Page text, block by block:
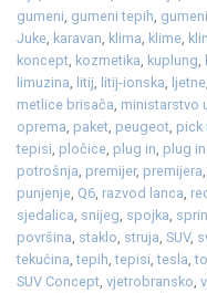
gumeni gumeni tepih
Juke karavan klima klime
koncept kozmetika kuplung
limuzina litij litij-ionska ljetne
metlice brisača ministarstvo
oprema paket peugeot pick
tepisi pločice plug in plug
potrošnja premijer, premijera
punjenje Q6 razvod lanca
sjedalica snijeg spojka
površina staklo struja SUV,
tekućina ,tepih ,tepisi ,tesla ,
SUV Concept vjetrobransko